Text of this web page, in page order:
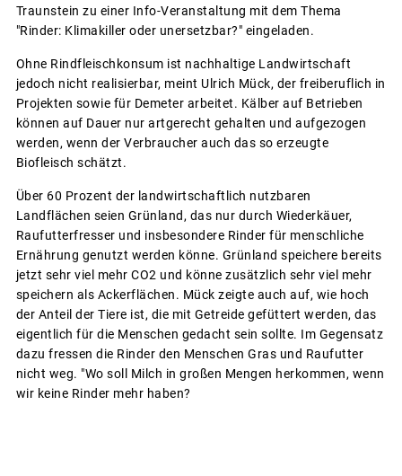
Traunstein zu einer Info-Veranstaltung mit dem Thema
"Rinder: Klimakiller oder unersetzbar?" eingeladen.
Ohne Rindfleischkonsum ist nachhaltige Landwirtschaft
jedoch nicht realisierbar, meint Ulrich Mück, der freiberuflich in
Projekten sowie für Demeter arbeitet. Kälber auf Betrieben
können auf Dauer nur artgerecht gehalten und aufgezogen
werden, wenn der Verbraucher auch das so erzeugte
Biofleisch schätzt.
Über 60 Prozent der landwirtschaftlich nutzbaren
Landflächen seien Grünland, das nur durch Wiederkäuer,
Raufutterfresser und insbesondere Rinder für menschliche
Ernährung genutzt werden könne. Grünland speichere bereits
jetzt sehr viel mehr CO2 und könne zusätzlich sehr viel mehr
speichern als Ackerflächen. Mück zeigte auch auf, wie hoch
der Anteil der Tiere ist, die mit Getreide gefüttert werden, das
eigentlich für die Menschen gedacht sein sollte. Im Gegensatz
dazu fressen die Rinder den Menschen Gras und Raufutter
nicht weg. "Wo soll Milch in großen Mengen herkommen, wenn
wir keine Rinder mehr haben?